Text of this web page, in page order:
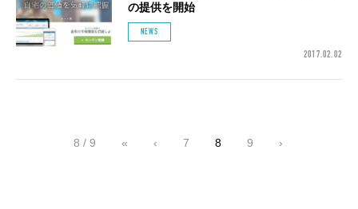
の提供を開始
NEWS
2017.02.02
8 / 9 « ‹ 7 8 9 ›